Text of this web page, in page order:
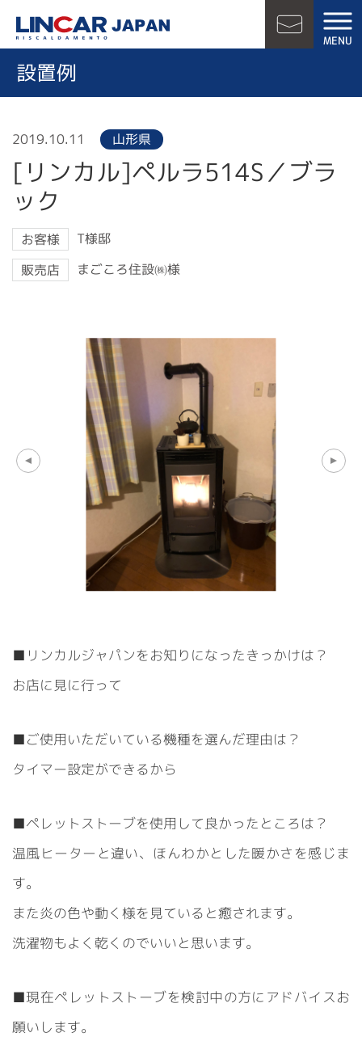
MENU
設置例
2019.10.11 山形県
[リンカル]ペルラ514S／ブラ
ック
お客様
T様邸
販売店
まごころ住設㈱様
■リンカルジャパンをお知りになったきっかけは？
お店に見に行って
■ご使用いただいている機種を選んだ理由は？
タイマー設定ができるから
■ペレットストーブを使用して良かったところは？
温風ヒーターと違い、ほんわかとした暖かさを感じま
す。
また炎の色や動く様を見ていると癒されます。
洗濯物もよく乾くのでいいと思います。
■現在ペレットストーブを検討中の方にアドバイスお
願いします。